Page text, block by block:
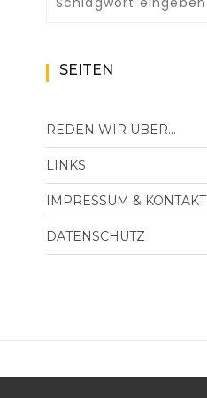
SEITEN
REDEN WIR ÜBER…
LINKS
IMPRESSUM & KONTAKT
DATENSCHUTZ